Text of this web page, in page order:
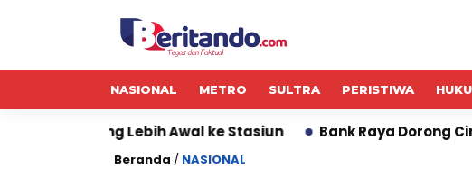
NASIONAL METRO SULTRA PERISTIWA
Awal ke Stasiun Bank Raya Dorong Circular Economy
Beranda / NASIONAL